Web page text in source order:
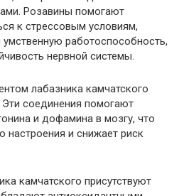
Розавины помогают
к стрессовым условиям,
работоспособность,
нервной системы.
лабазника камчатского
соединения помогают
и дофамина в мозгу, что
настроения и снижает риск
камчатского присутствуют